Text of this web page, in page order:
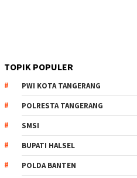
TOPIK POPULER
PWI KOTA TANGERANG
POLRESTA TANGERANG
SMSI
BUPATI HALSEL
POLDA BANTEN